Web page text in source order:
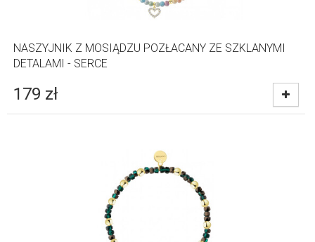
NASZYJNIK Z MOSIĄDZU POZŁACANY ZE SZKLANYMI
DETALAMI - SERCE
179 zł